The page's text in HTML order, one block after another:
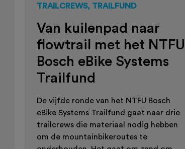
TRAILCREWS, TRAILFUND
Van kuilenpad naar
flowtrail met het NTFU
Bosch eBike Systems
Trailfund
De vijfde ronde van het NTFU Bosch
eBike Systems Trailfund gaat naar drie
trailcrews die materiaal nodig hebben
om de mountainbikeroutes te